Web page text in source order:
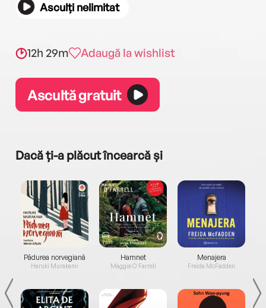
Asculți nelimitat
12h 29m Adaugă la wishlist
Ascultă gratuit
Dacă ți-a plăcut încearcă și
Pădurea norvegiană
Haruki Murakami
Hamnet
Maggie O'Farrell
Menajera
Freida McFadden